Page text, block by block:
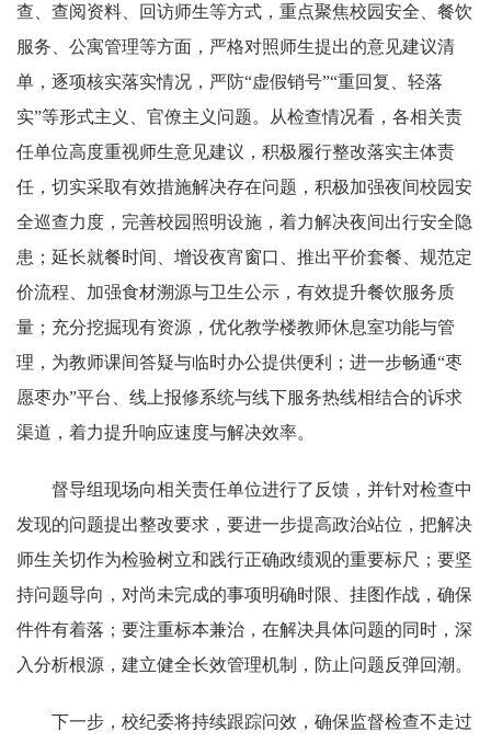
查、查阅资料、回访师生等方式，重点聚焦校园安全、餐饮
服务、公寓管理等方面，严格对照师生提出的意见建议清
单，逐项核实落实情况，严防“虚假销号”“重回复、轻落
实”等形式主义、官僚主义问题。从检查情况看，各相关责
任单位高度重视师生意见建议，积极履行整改落实主体责
任，切实采取有效措施解决存在问题，积极加强夜间校园安
全巡查力度，完善校园照明设施，着力解决夜间出行安全隐
患；延长就餐时间、增设夜宵窗口、推出平价套餐、规范定
价流程、加强食材溯源与卫生公示，有效提升餐饮服务质
量；充分挖掘现有资源，优化教学楼教师休息室功能与管
理，为教师课间答疑与临时办公提供便利；进一步畅通“枣
愿枣办”平台、线上报修系统与线下服务热线相结合的诉求
渠道，着力提升响应速度与解决效率。
督导组现场向相关责任单位进行了反馈，并针对检查中
发现的问题提出整改要求，要进一步提高政治站位，把解决
师生关切作为检验树立和践行正确政绩观的重要标尺；要坚
持问题导向，对尚未完成的事项明确时限、挂图作战，确保
件件有着落；要注重标本兼治，在解决具体问题的同时，深
入分析根源，建立健全长效管理机制，防止问题反弹回潮。
下一步，校纪委将持续跟踪问效，确保监督检查不走过